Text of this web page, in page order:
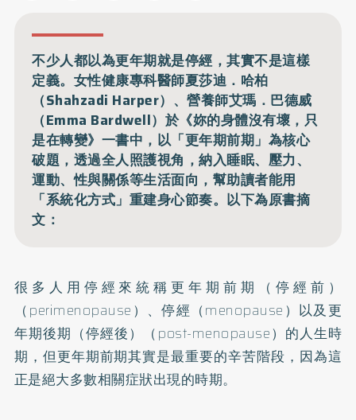
不少人都以為更年期就是停經，其實不是這樣
定義。女性健康專科醫師夏莎迪．哈柏
（Shahzadi Harper）、營養師艾瑪．巴德威
（Emma Bardwell）於《妳的身體沒有壞，只
是在轉變》一書中，以「更年期前期」為核心
破題，透過全人照護視角，納入睡眠、壓力、
運動、性與關係等生活面向，幫助讀者能用
「系統化方式」重建身心節奏。以下為原書摘
文：
很多人用停經來統稱更年期前期（停經前）
（perimenopause）、停經（menopause）以及更
年期後期（停經後）（post-menopause）的人生時
期，但更年期前期其實是最重要的辛苦階段，因為這
正是絕大多數相關症狀出現的時期。